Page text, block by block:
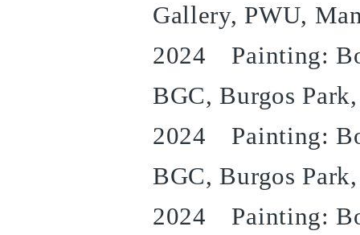
Gallery, PWU,
2024 Painting:
BGC, Burgos
2024 Painting:
BGC, Burgos
2024 Painting: